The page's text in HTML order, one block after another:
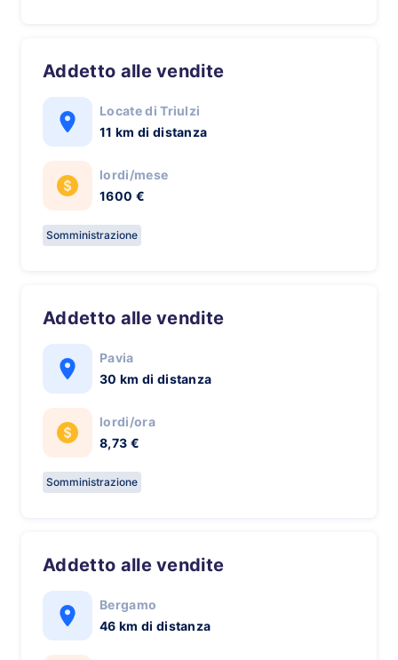
Addetto alle vendite
Locate di Triulzi
11 km di distanza
lordi/mese
1600 €
Somministrazione
Addetto alle vendite
Pavia
30 km di distanza
lordi/ora
8,73 €
Somministrazione
Addetto alle vendite
Bergamo
46 km di distanza